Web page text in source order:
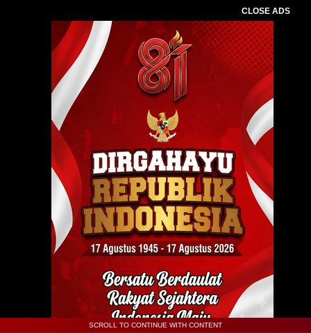
CLOSE ADS
SCROLL TO CONTINUE WITH CONTENT